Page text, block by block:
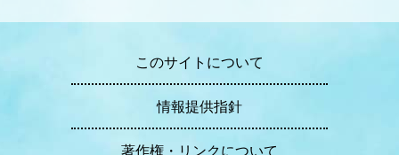
このサイトについて
情報提供指針
著作権・リンクについて